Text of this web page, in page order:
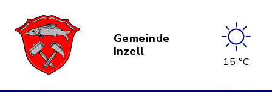
Gemeinde
Inzell
15 °C